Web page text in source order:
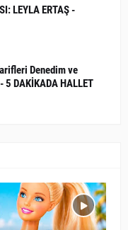
LEYLA ERTAŞ -
Denedim ve
5 DAKİKADA HALLET